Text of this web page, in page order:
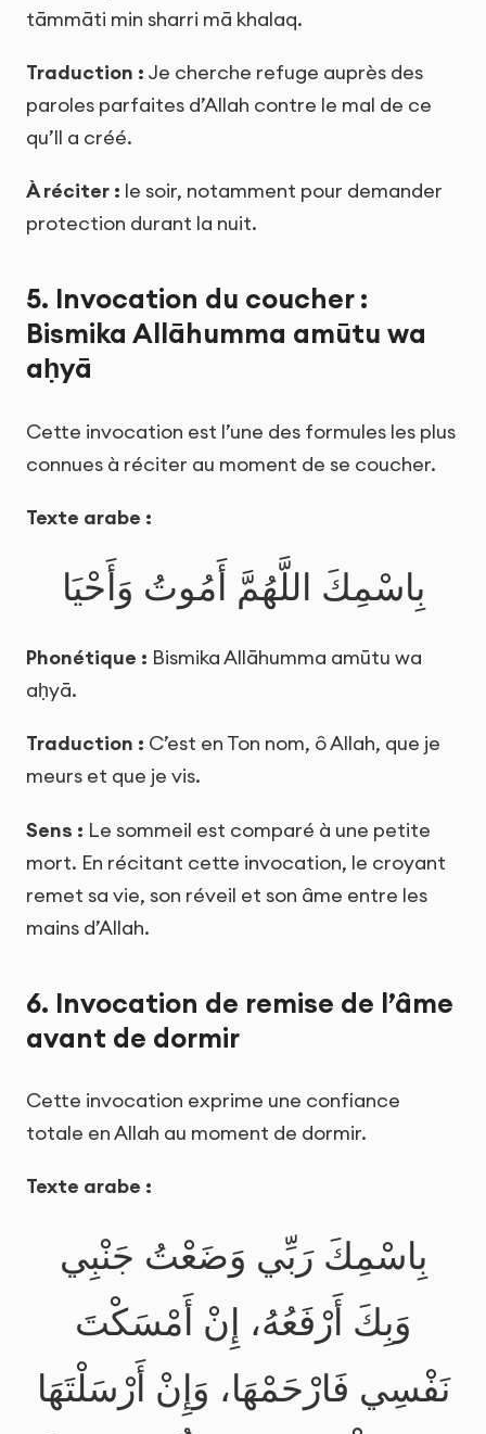
tāmmāti min sharri mā khalaq.
Traduction : Je cherche refuge auprès des
paroles parfaites d’Allah contre le mal de ce
qu’Il a créé.
À réciter : le soir, notamment pour demander
protection durant la nuit.
5. Invocation du coucher :
Bismika Allāhumma amūtu wa
aḥyā
Cette invocation est l’une des formules les plus
connues à réciter au moment de se coucher.
Texte arabe :
بِاسْمِكَ اللَّهُمَّ أَمُوتُ وَأَحْيَا
Phonétique : Bismika Allāhumma amūtu wa
aḥyā.
Traduction : C’est en Ton nom, ô Allah, que je
meurs et que je vis.
Sens : Le sommeil est comparé à une petite
mort. En récitant cette invocation, le croyant
remet sa vie, son réveil et son âme entre les
mains d’Allah.
6. Invocation de remise de l’âme
avant de dormir
Cette invocation exprime une confiance
totale en Allah au moment de dormir.
Texte arabe :
بِاسْمِكَ رَبِّي وَضَعْتُ جَنْبِي
وَبِكَ أَرْفَعُهُ، إِنْ أَمْسَكْتَ
نَفْسِي فَارْحَمْهَا، وَإِنْ أَرْسَلْتَهَا